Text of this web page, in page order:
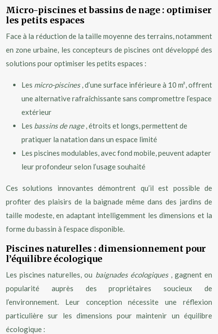
Micro-piscines et bassins de nage : optimiser
les petits espaces
Face à la réduction de la taille moyenne des terrains, notamment
en zone urbaine, les concepteurs de piscines ont développé des
solutions pour optimiser les petits espaces :
Les micro-piscines, d’une surface inférieure à 10 m², offrent
une alternative rafraîchissante sans compromettre l’espace
extérieur
Les bassins de nage, étroits et longs, permettent de
pratiquer la natation dans un espace limité
Les piscines modulables, avec fond mobile, peuvent adapter
leur profondeur selon l’usage souhaité
Ces solutions innovantes démontrent qu’il est possible de
profiter des plaisirs de la baignade même dans des jardins de
taille modeste, en adaptant intelligemment les dimensions et la
forme du bassin à l’espace disponible.
Piscines naturelles : dimensionnement pour
l’équilibre écologique
Les piscines naturelles, ou baignades écologiques , gagnent en
popularité auprès des propriétaires soucieux de
l’environnement. Leur conception nécessite une réflexion
particulière sur les dimensions pour maintenir un équilibre
écologique :